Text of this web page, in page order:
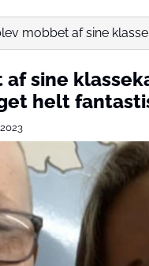
mobbet af sine
sine
helt